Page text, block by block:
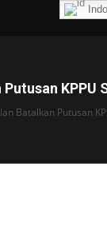
KPPU
Batalkan Putusan